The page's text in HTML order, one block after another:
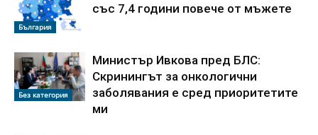
България
със 7,4 години повече от мъжете
Без категория
Министър Ивкова пред БЛС:
Скринингът за онкологични
заболявания е сред приоритетите
ми